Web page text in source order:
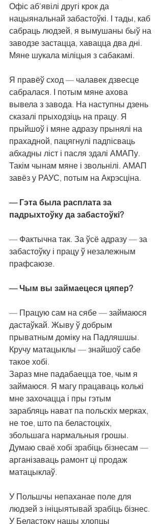
Офіс аб’явілі другі крок да
нацыянальнай забастоўкі. І тады, каб
сабраць людзей, я вымушаны быў на
заводзе застацца, хавацца два дні.
Мяне шукала міліцыя з сабакамі.
Я правёў сход — чалавек дзвесце
сабралася. І потым мяне ахова
вывела з завода. На наступны дзень
сказалі прыходзіць на працу. Я
прыйшоў і мяне адразу прынялі на
прахадной, пацягнулі падпісваць
абхадны ліст і пасля здалі АМАПу.
Такім чынам мяне і звольнілі. АМАП
завёз у РАУС, потым на Акрэсціна.
— Гэта была расплата за
падрыхтоўку да забастоўкі?
— Фактычна так. За ўсё адразу — за
забастоўку і працу ў незалежным
прафсаюзе.
— Чым вы займаецеся цяпер?
— Працую сам на сябе — займаюся
дастаўкай. Жыву ў добрым
прыватным доміку на Падляшшы.
Кручу матацыклы — знайшоў сабе
такое хобі.
Зараз мне падабаецца тое, чым я
займаюся. Я магу працаваць колькі
мне захочацца і пры гэтым
зарабляць нават па польскіх мерках,
не тое, што па беластоцкіх,
збольшага нармальныя грошы.
Думаю сваё хобі зрабіць бізнесам —
арганізаваць рамонт ці продаж
матацыклаў.
У Польшчы непаханае поле для
людзей з ініцыятывай зрабіць бізнес.
У Беластоку нашы хлопцы